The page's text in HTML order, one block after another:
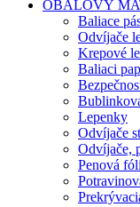
OBALOVÝ
Baliace
Odvíjače
Krepové
Baliaci
Lepenky
Odvíjače
Odvíjače,
Penová